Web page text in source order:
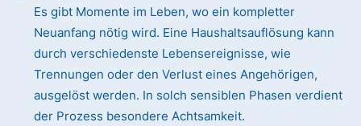
Es gibt Momente im Leben, wo ein kompletter
Neuanfang nötig wird. Eine Haushaltsauflösung kann
durch verschiedenste Lebensereignisse, wie
Trennungen oder den Verlust eines Angehörigen,
ausgelöst werden. In solch sensiblen Phasen verdient
der Prozess besondere Achtsamkeit.